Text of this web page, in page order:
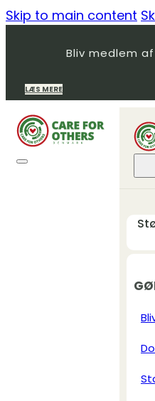
Skip to main content
Bliv medlem
LÆS MERE